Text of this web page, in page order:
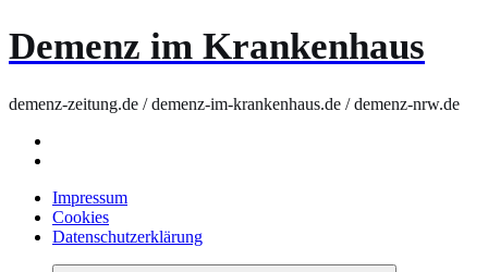
Demenz im Krankenhaus
demenz-zeitung.de / demenz-im-krankenhaus.de / demenz-nrw.de
Impressum
Cookies
Datenschutzerklärung